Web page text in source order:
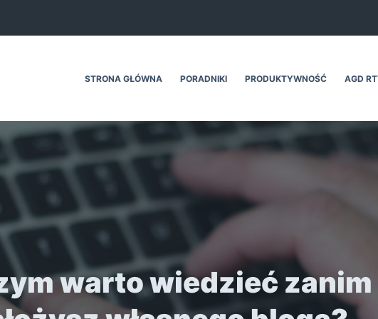
STRONA GŁÓWNA PORADNIKI PRODUKTYWNOŚĆ AGD
warto wiedzieć zanim